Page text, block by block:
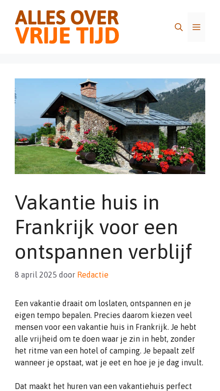
inhoud
Menu
Vakantie huis in
Frankrijk voor een
ontspannen verblijf
8 april 2025 door Redactie
Een vakantie draait om loslaten, ontspannen en je
eigen tempo bepalen. Precies daarom kiezen veel
mensen voor een vakantie huis in Frankrijk. Je hebt
alle vrijheid om te doen waar je zin in hebt, zonder
het ritme van een hotel of camping. Je bepaalt zelf
wanneer je opstaat, wat je eet en hoe je je dag invult.
Dat maakt het huren van een vakantiehuis perfect